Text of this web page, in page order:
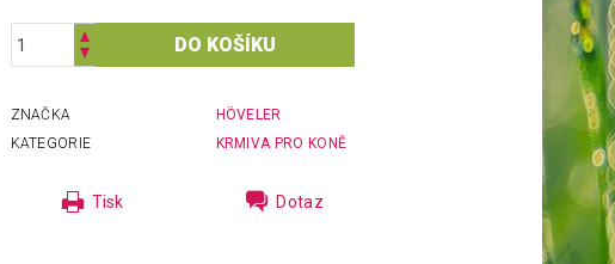
ZNAČKA
HÖVELER
KATEGORIE
KRMIVA PRO KONĚ
Tisk Dotaz